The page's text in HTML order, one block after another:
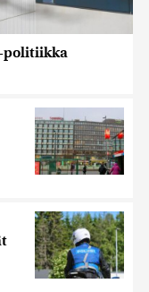
politiikka